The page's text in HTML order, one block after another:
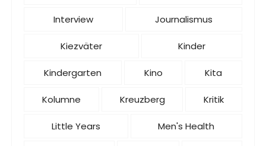
Interview Journalismus
Kiezväter Kinder
Kindergarten Kino Kita
Kolumne Kreuzberg Kritik
Little Years Men's Health